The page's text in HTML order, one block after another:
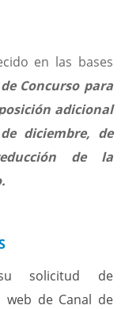
en las bases
de Concurso para
adicional
diciembre, de
de la
solicitud de
de Canal de